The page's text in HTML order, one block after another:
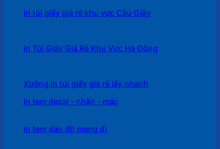
In túi giấy giá rẻ khu vực Cầu Giấy
In Túi Giấy Giá Rẻ Khu Vực Hà Đông
Xưởng in túi giấy giá rẻ lấy nhanh
In tem decal - nhãn - mác
In tem dán đồ mang đi